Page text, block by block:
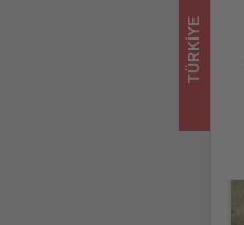
TÜRKIYE